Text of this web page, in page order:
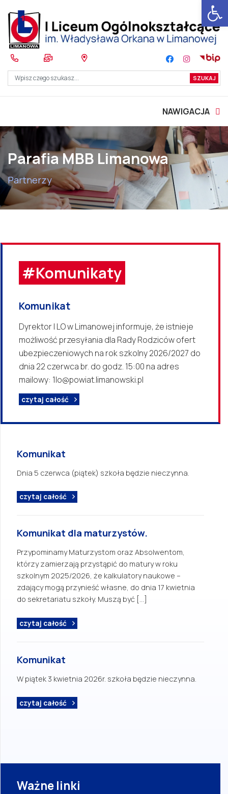
NAWIGACJA
Parafia MBB Limanowa
Partnerzy
#Komunikaty
Komunikat
Dyrektor I LO w Limanowej informuje, że istnieje
możliwość przesyłania dla Rady Rodziców ofert
ubezpieczeniowych na rok szkolny 2026/2027 do
dnia 22 czerwca br. do godz. 15:00 na adres
mailowy: 1lo@powiat.limanowski.pl
czytaj całość
Komunikat
Dnia 5 czerwca (piątek) szkoła będzie nieczynna.
czytaj całość
Komunikat dla maturzystów.
Przypominamy Maturzystom oraz Absolwentom,
którzy zamierzają przystąpić do matury w roku
szkolnym 2025/2026, że kalkulatory naukowe –
zdający mogą przynieść własne, do dnia 17 kwietnia
do sekretariatu szkoły. Muszą być […]
czytaj całość
Komunikat
W piątek 3 kwietnia 2026r. szkoła będzie nieczynna.
czytaj całość
Ważne linki